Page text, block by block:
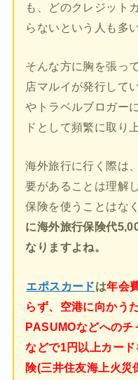
も、どのクレジット
らないという人も多
そんな方に胸を張っ
店マルイが発行して
やトラベルブロガー
ドとして頻繁に取り
海外旅行に行く際は
要があることは理解
保険を使うことはなく
に海外旅行保険代
なりますよね。
エポスカードは年会
らず、空港に向かう
PASUMOなどへのチ
などで1円以上カー
険(三井住友海上火災